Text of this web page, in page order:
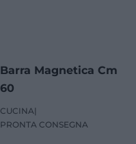
Barra Magnetica Cm
60
CUCINA|
PRONTA CONSEGNA